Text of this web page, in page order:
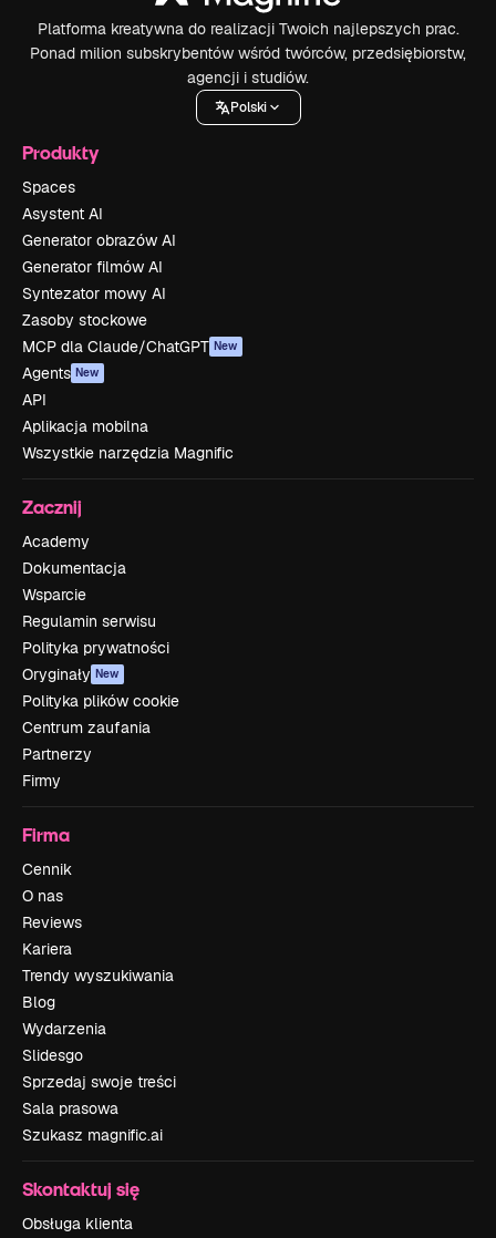
Platforma kreatywna do realizacji Twoich najlepszych prac.
Ponad milion subskrybentów wśród twórców, przedsiębiorstw,
agencji i studiów.
Polski
Produkty
Spaces
Asystent AI
Generator obrazów AI
Generator filmów AI
Syntezator mowy AI
Zasoby stockowe
MCP dla Claude/ChatGPT New
Agents New
API
Aplikacja mobilna
Wszystkie narzędzia Magnific
Zacznij
Academy
Dokumentacja
Wsparcie
Regulamin serwisu
Polityka prywatności
Oryginały New
Polityka plików cookie
Centrum zaufania
Partnerzy
Firmy
Firma
Cennik
O nas
Reviews
Kariera
Trendy wyszukiwania
Blog
Wydarzenia
Slidesgo
Sprzedaj swoje treści
Sala prasowa
Szukasz magnific.ai
Skontaktuj się
Obsługa klienta